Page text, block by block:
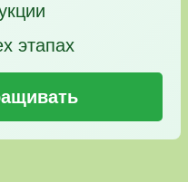
этапах